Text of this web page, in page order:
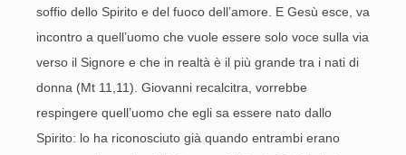
soffio dello Spirito e del fuoco dell’amore. E Gesù esce, va
incontro a quell’uomo che vuole essere solo voce sulla via
verso il Signore e che in realtà è il più grande tra i nati di
donna (Mt 11,11). Giovanni recalcitra, vorrebbe
respingere quell’uomo che egli sa essere nato dallo
Spirito: lo ha riconosciuto già quando entrambi erano